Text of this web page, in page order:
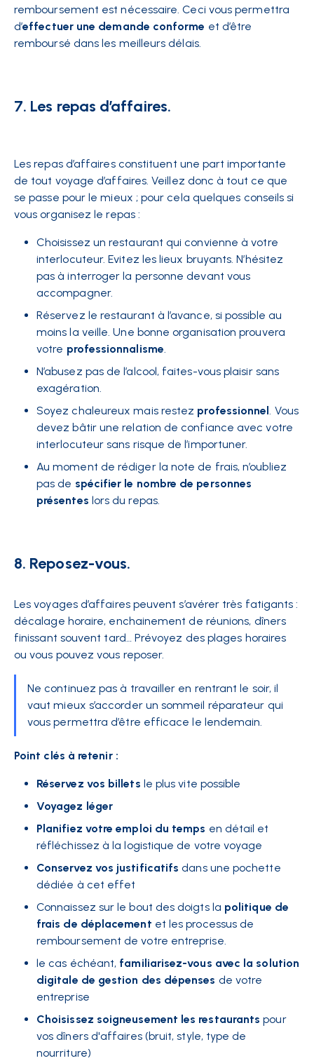
remboursement est nécessaire. Ceci vous permettra
d’effectuer une demande conforme et d’être
remboursé dans les meilleurs délais.
7. Les repas d’affaires.
Les repas d’affaires constituent une part importante
de tout voyage d’affaires. Veillez donc à tout ce que
se passe pour le mieux ; pour cela quelques conseils si
vous organisez le repas :
Choisissez un restaurant qui convienne à votre
interlocuteur. Evitez les lieux bruyants. N’hésitez
pas à interroger la personne devant vous
accompagner.
Réservez le restaurant à l’avance, si possible au
moins la veille. Une bonne organisation prouvera
votre professionnalisme.
N’abusez pas de l’alcool, faites-vous plaisir sans
exagération.
Soyez chaleureux mais restez professionnel. Vous
devez bâtir une relation de confiance avec votre
interlocuteur sans risque de l’importuner.
Au moment de rédiger la note de frais, n’oubliez
pas de spécifier le nombre de personnes
présentes lors du repas.
8. Reposez-vous.
Les voyages d’affaires peuvent s’avérer très fatigants :
décalage horaire, enchainement de réunions, dîners
finissant souvent tard… Prévoyez des plages horaires
ou vous pouvez vous reposer.
Ne continuez pas à travailler en rentrant le soir, il
vaut mieux s’accorder un sommeil réparateur qui
vous permettra d’être efficace le lendemain.
Point clés à retenir :
Réservez vos billets le plus vite possible
Voyagez léger
Planifiez votre emploi du temps en détail et
réfléchissez à la logistique de votre voyage
Conservez vos justificatifs dans une pochette
dédiée à cet effet
Connaissez sur le bout des doigts la politique de
frais de déplacement et les processus de
remboursement de votre entreprise.
le cas échéant, familiarisez-vous avec la solution
digitale de gestion des dépenses de votre
entreprise
Choisissez soigneusement les restaurants pour
vos dîners d'affaires (bruit, style, type de
nourriture)